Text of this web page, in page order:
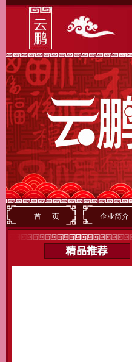
首 页 企业简介